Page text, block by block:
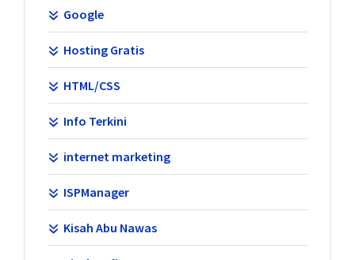
Google
Hosting Gratis
HTML/CSS
Info Terkini
internet marketing
ISPManager
Kisah Abu Nawas